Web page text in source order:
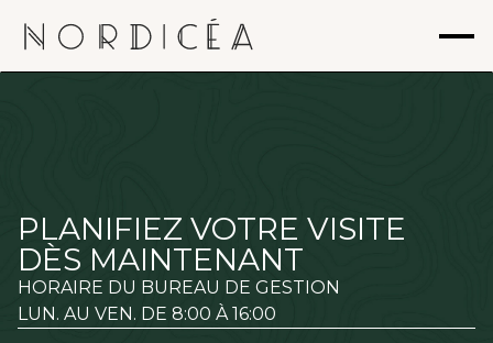
PLANIFIEZ VOTRE VISITE
DÈS MAINTENANT
HORAIRE DU BUREAU DE GESTION
LUN. AU VEN. DE 8:00 À 16:00